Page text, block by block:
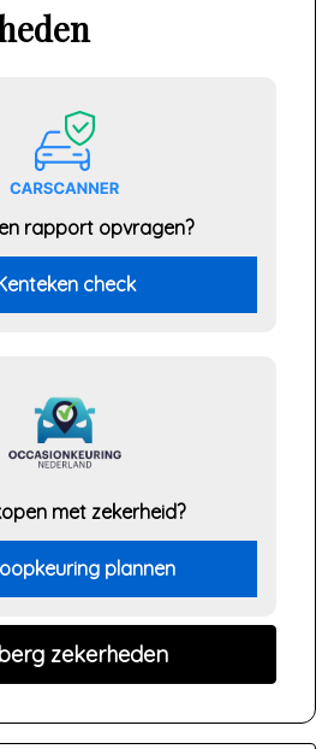
rapport opvragen?
check
met zekerheid?
plannen
zekerheden